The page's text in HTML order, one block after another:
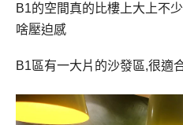
B1的空間真的比樓上大上不
啥壓迫感
B1區有一大片的沙發區,很適